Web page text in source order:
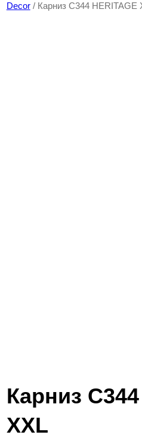
Decor/ Карниз C344 HERITAGE
Карниз
XXL